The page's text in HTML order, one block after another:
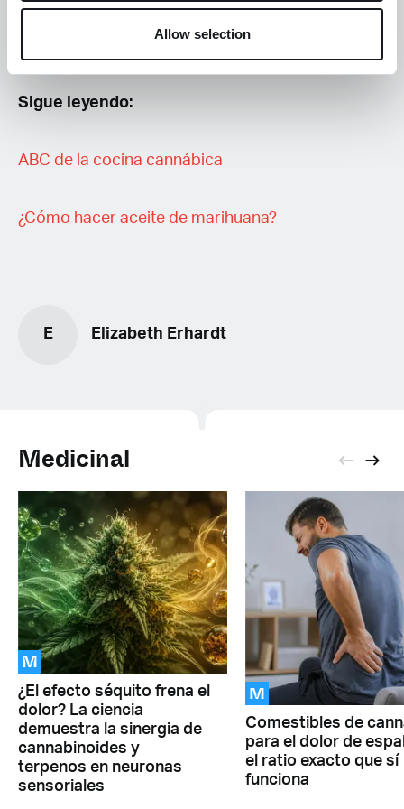
Allow selection
Sigue leyendo:
ABC de la cocina cannábica
¿Cómo hacer aceite de marihuana?
E Elizabeth Erhardt
Medicinal
M
¿El efecto séquito frena el
dolor? La ciencia
demuestra la sinergia de
cannabinoides y
terpenos en neuronas
sensoriales
M
Comestibles de
para el dolor de
el ratio exacto que sí
funciona